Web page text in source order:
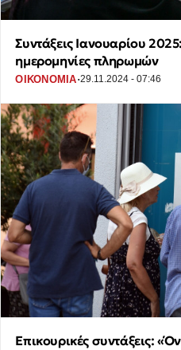
Συντάξεις Ιανουαρίου
ημερομηνίες πληρωμών
ΟΙΚΟΝΟΜΙΑ·29.11.2024 - 07:46
Επικουρικές συντάξεις: